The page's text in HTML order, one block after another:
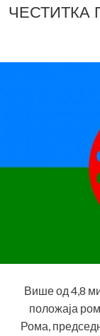
ЧЕСТИТКА
Више од 4,8
положаја
Рома,